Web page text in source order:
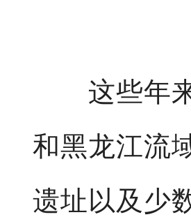
这些年来
和黑龙江流
遗址以及少